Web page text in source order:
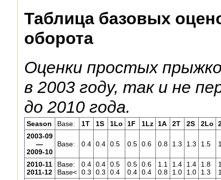
Таблица базовых
оборота
Оценки простых
в 2003 году, так и не
до 2010 года.
Season Base: 1T 1S 1Lo 1F 1Lz 1A 2T 2S 2Lo
2003-09
—
2009-10
Base: 0.4 0.4 0.5 0.5 0.6 0.8 1.3 1.3 1.5
2010-11
2011-12
Base:
Base<
0.4
0.3
0.4
0.3
0.5
0.4
0.5
0.4
0.6
0.4
1.1
0.8
1.4
1.0
1.4
1.0
1.8
1.3